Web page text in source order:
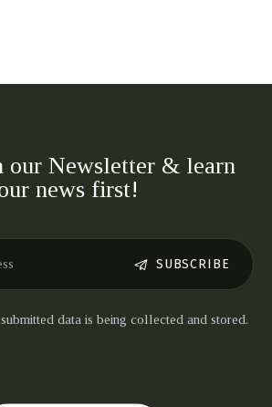
our Newsletter & learn
news first!
SUBSCRIBE
data is being collected and stored.